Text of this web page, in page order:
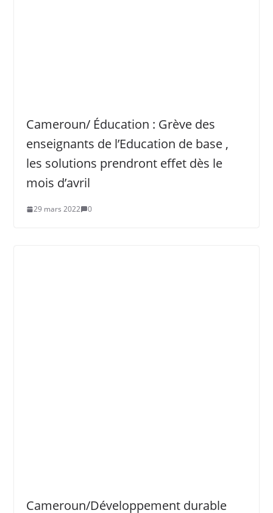
Cameroun/ Éducation : Grève des
enseignants de l’Education de base ,
les solutions prendront effet dès le
mois d’avril
29 mars 2022 0
Cameroun/Développement durable